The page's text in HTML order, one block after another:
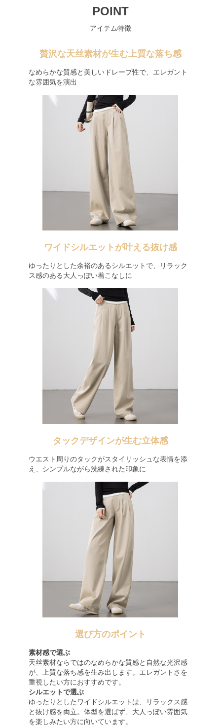
POINT
アイテム特徴
贅沢な天丝素材が生む上質な落ち感
なめらかな質感と美しいドレープ性で、エレガント
な雰囲気を演出
ワイドシルエットが叶える抜け感
ゆったりとした余裕のあるシルエットで、リラック
ス感のある大人っぽい着こなしに
タックデザインが生む立体感
ウエスト周りのタックがスタイリッシュな表情を添
え、シンプルながら洗練された印象に
選び方のポイント
素材感で選ぶ
天丝素材ならではのなめらかな質感と自然な光沢感
が、上質な落ち感を生み出します。エレガントさを
重視したい方におすすめです。
シルエットで選ぶ
ゆったりとしたワイドシルエットは、リラックス感
と抜け感を両立。体型を選ばず、大人っぽい雰囲気
を楽しみたい方に向いています。